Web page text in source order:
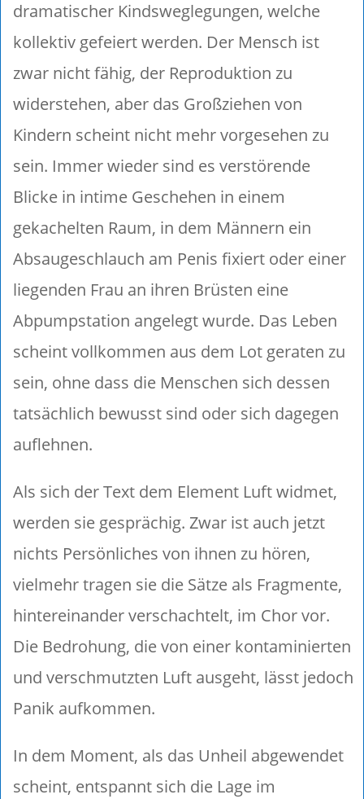
dramatischer Kindsweglegungen, welche
kollektiv gefeiert werden. Der Mensch ist
zwar nicht fähig, der Reproduktion zu
widerstehen, aber das Großziehen von
Kindern scheint nicht mehr vorgesehen zu
sein. Immer wieder sind es verstörende
Blicke in intime Geschehen in einem
gekachelten Raum, in dem Männern ein
Absaugeschlauch am Penis fixiert oder einer
liegenden Frau an ihren Brüsten eine
Abpumpstation angelegt wurde. Das Leben
scheint vollkommen aus dem Lot geraten zu
sein, ohne dass die Menschen sich dessen
tatsächlich bewusst sind oder sich dagegen
auflehnen.
Als sich der Text dem Element Luft widmet,
werden sie gesprächig. Zwar ist auch jetzt
nichts Persönliches von ihnen zu hören,
vielmehr tragen sie die Sätze als Fragmente,
hintereinander verschachtelt, im Chor vor.
Die Bedrohung, die von einer kontaminierten
und verschmutzten Luft ausgeht, lässt jedoch
Panik aufkommen.
In dem Moment, als das Unheil abgewendet
scheint, entspannt sich die Lage im